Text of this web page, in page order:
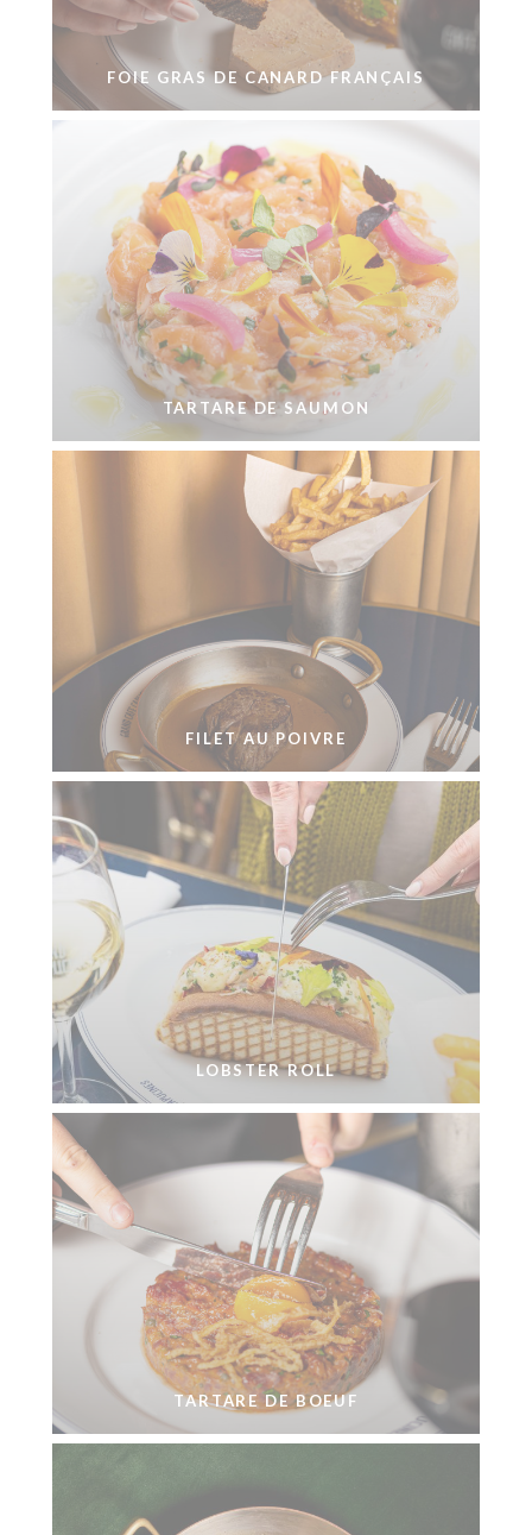
FOIE GRAS DE CANARD FRANÇAIS
TARTARE DE SAUMON
FILET AU POIVRE
LOBSTER ROLL
TARTARE DE BOEUF